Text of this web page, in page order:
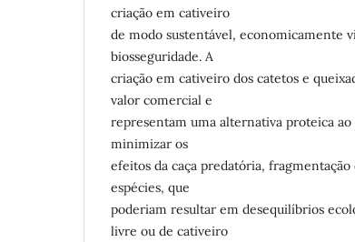
criação em cativeiro
de modo sustentável, economicamente
biosseguridade. A
criação em cativeiro dos catetos e
valor comercial e
representam uma alternativa proteica
minimizar os
efeitos da caça predatória,
espécies, que
poderiam resultar em desequilíbrios
livre ou de cativeiro